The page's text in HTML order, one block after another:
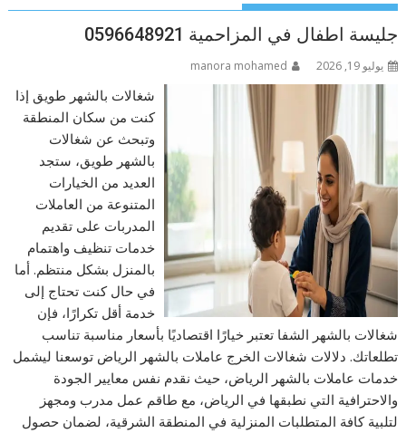
جليسة اطفال في المزاحمية 0596648921
يوليو 19, 2026 manora mohamed
شغالات بالشهر طويق إذا
كنت من سكان المنطقة
وتبحث عن شغالات
بالشهر طويق، ستجد
العديد من الخيارات
المتنوعة من العاملات
المدربات على تقديم
خدمات تنظيف واهتمام
بالمنزل بشكل منتظم. أما
في حال كنت تحتاج إلى
خدمة أقل تكرارًا، فإن
شغالات بالشهر الشفا تعتبر خيارًا اقتصاديًا بأسعار مناسبة تناسب
تطلعاتك. دلالات شغالات الخرج عاملات بالشهر الرياض توسعنا ليشمل
خدمات عاملات بالشهر الرياض، حيث نقدم نفس معايير الجودة
والاحترافية التي نطبقها في الرياض، مع طاقم عمل مدرب ومجهز
لتلبية كافة المتطلبات المنزلية في المنطقة الشرقية، لضمان حصول